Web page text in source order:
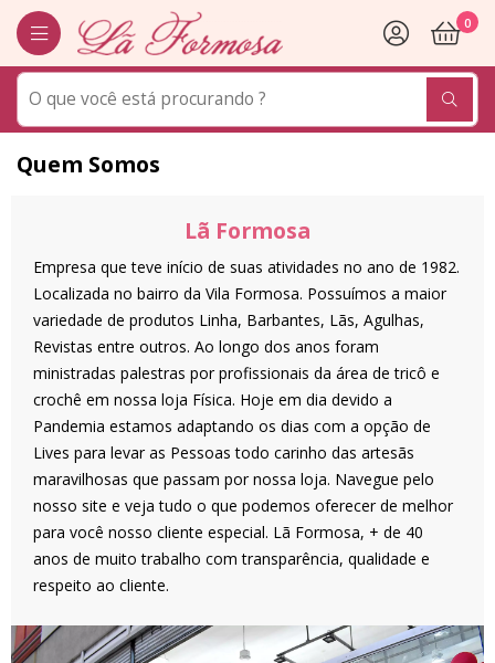
0
Quem Somos
Lã Formosa
Empresa que teve início de suas atividades no ano de 1982.
Localizada no bairro da Vila Formosa. Possuímos a maior
variedade de produtos Linha, Barbantes, Lãs, Agulhas,
Revistas entre outros. Ao longo dos anos foram
ministradas palestras por profissionais da área de tricô e
crochê em nossa loja Física. Hoje em dia devido a
Pandemia estamos adaptando os dias com a opção de
Lives para levar as Pessoas todo carinho das artesãs
maravilhosas que passam por nossa loja. Navegue pelo
nosso site e veja tudo o que podemos oferecer de melhor
para você nosso cliente especial. Lã Formosa, + de 40
anos de muito trabalho com transparência, qualidade e
respeito ao cliente.